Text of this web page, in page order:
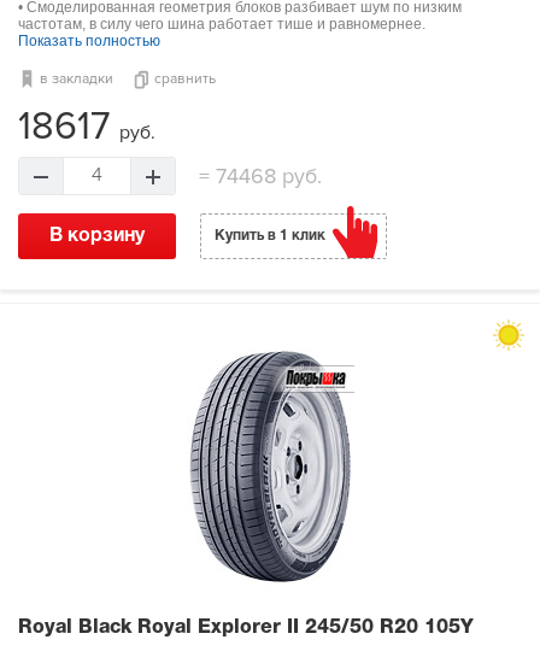
• Смоделированная геометрия блоков разбивает шум по низким
частотам, в силу чего шина работает тише и равномернее.
Показать полностью
в закладки сравнить
18617 руб.
4 =74468 руб.
В корзину Купить в 1 клик
Royal Black Royal Explorer II 245/50 R20 105Y